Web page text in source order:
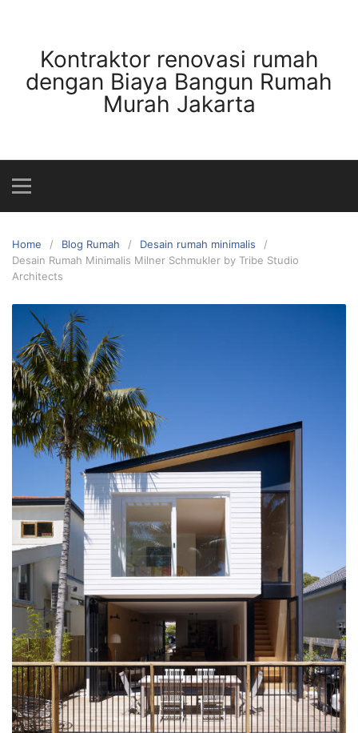
contentKontraktor renovasi rumah
dengan Biaya Bangun Rumah
Murah Jakarta
Home Blog Rumah
Desain rumah minimalis
Desain Rumah Minimalis Milner Schmukler by Tribe Studio
Architects